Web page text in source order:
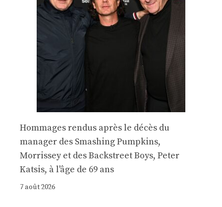
Hommages rendus après le décès du
manager des Smashing Pumpkins,
Morrissey et des Backstreet Boys, Peter
Katsis, à l'âge de 69 ans
7 août 2026